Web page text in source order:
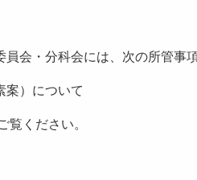
会・分科会には、次の所管事
案）について
ください。